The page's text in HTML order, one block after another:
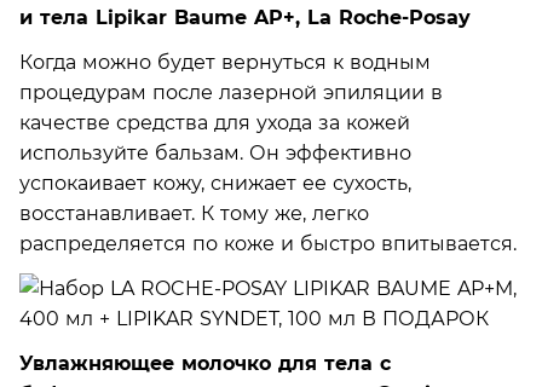
и тела Lipikar Baume AP+, La Roche-Posay
Когда можно будет вернуться к водным
процедурам после лазерной эпиляции в
качестве средства для ухода за кожей
используйте бальзам. Он эффективно
успокаивает кожу, снижает ее сухость,
восстанавливает. К тому же, легко
распределяется по коже и быстро впитывается.
Увлажняющее молочко для тела с